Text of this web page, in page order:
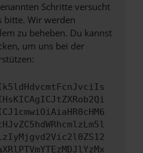
Schritte versucht
bitte. Wir werden
zu beheben. Du kannst
um uns bei der